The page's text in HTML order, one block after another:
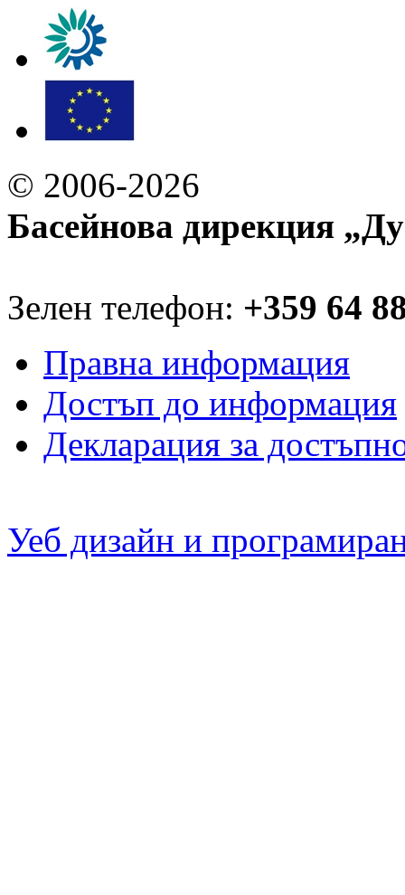
© 2006-2026
Басейнова дирекция
Зелен телефон: +359 64
Правна информация
Достъп до информация
Декларация за
Уеб дизайн и